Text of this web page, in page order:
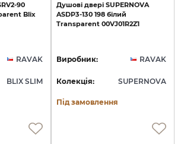
90
Blix
RAVAK
BLIX SLIM
Душові двері SUPERNOVA
ASDP3-130 198 білий
Transparent 00VJ01R2Z1
Виробник: RAVAK
Колекція: SUPERNOVA
Під замовлення